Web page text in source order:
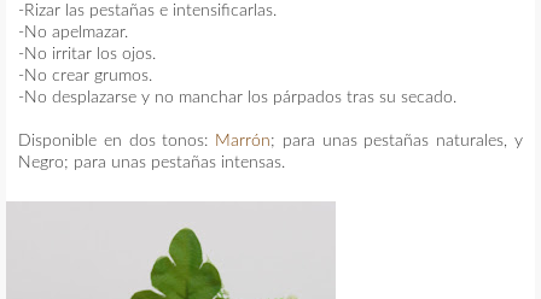
-Rizar las pestañas e intensificarlas.
-No apelmazar.
-No irritar los ojos.
-No crear grumos.
-No desplazarse y no manchar los párpados tras su secado.
Disponible en dos tonos: Marrón; para unas pestañas naturales, y
Negro; para unas pestañas intensas.